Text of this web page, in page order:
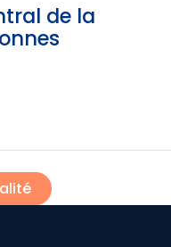
de la